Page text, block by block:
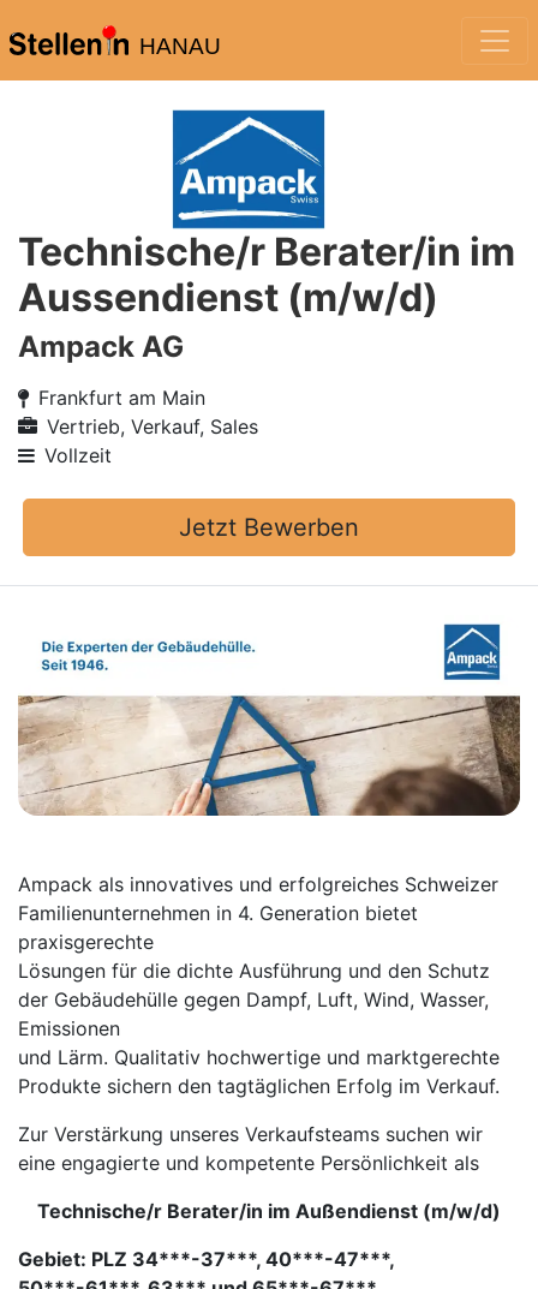
HANAU
Technische/r Berater/in im
Aussendienst (m/w/d)
Ampack AG
Frankfurt am Main
Vertrieb, Verkauf, Sales
Vollzeit
Jetzt Bewerben
Ampack als innovatives und erfolgreiches Schweizer
Familienunternehmen in 4. Generation bietet
praxisgerechte
Lösungen für die dichte Ausführung und den Schutz
der Gebäudehülle gegen Dampf, Luft, Wind, Wasser,
Emissionen
und Lärm. Qualitativ hochwertige und marktgerechte
Produkte sichern den tagtäglichen Erfolg im Verkauf.
Zur Verstärkung unseres Verkaufsteams suchen wir
eine engagierte und kompetente Persönlichkeit als
Technische/r Berater/in im Außendienst (m/w/d)
Gebiet: PLZ 34***-37***, 40***-47***,